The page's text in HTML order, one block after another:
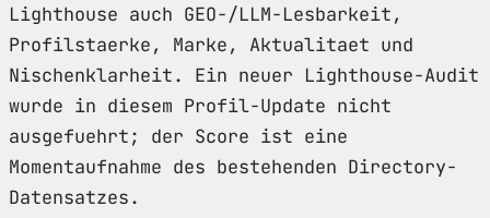
Lighthouse auch GEO-/LLM-Lesbarkeit,
Profilstaerke, Marke, Aktualitaet und
Nischenklarheit. Ein neuer Lighthouse-Audit
wurde in diesem Profil-Update nicht
ausgefuehrt; der Score ist eine
Momentaufnahme des bestehenden Directory-
Datensatzes.